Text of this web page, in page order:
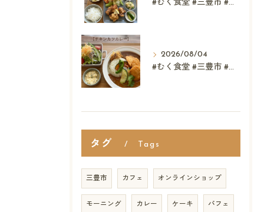
#むく食堂 #三豊市 #レストラン #テイクアウト #父...
2026/08/04
#むく食堂 #三豊市 #テイクアウト #高屋神社 #...
タグ Tags
三豊市 カフェ オンラインショップ
モーニング カレー ケーキ パフェ